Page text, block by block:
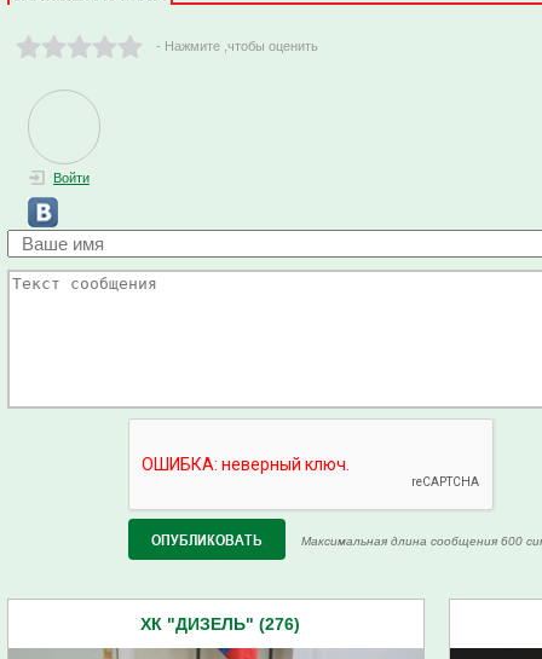
- Нажмите ,чтобы оценить
Войти
Максимальная длина сообщения 600
ХК "ДИЗЕЛЬ" (276)